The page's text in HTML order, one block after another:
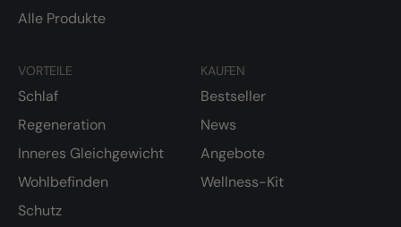
Alle Produkte
VORTEILE
Schlaf
Regeneration
Inneres Gleichgewicht
Wohlbefinden
Schutz
KAUFEN
Bestseller
News
Angebote
Wellness-Kit